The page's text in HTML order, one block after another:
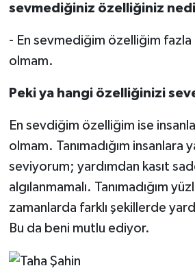
sevmediğiniz özelliğiniz
- En sevmediğim özelliğim
olmam.
Peki ya hangi özelliğinizi
En sevdiğim özelliğim ise
olmam. Tanımadığım insanlara
seviyorum; yardımdan kasıt
algılanmamalı. Tanımadığım
zamanlarda farklı şekillerde
Bu da beni mutlu ediyor.